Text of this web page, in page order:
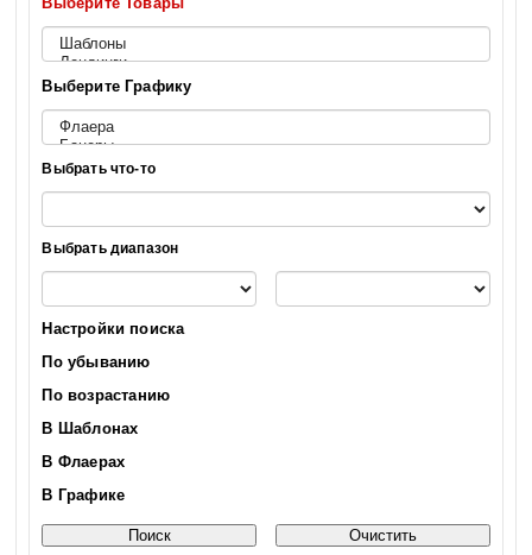
Выберите Графику
Выбрать что-то
Выбрать диапазон
Настройки поиска
По убыванию
По возрастанию
В Шаблонах
В Флаерах
В Графике